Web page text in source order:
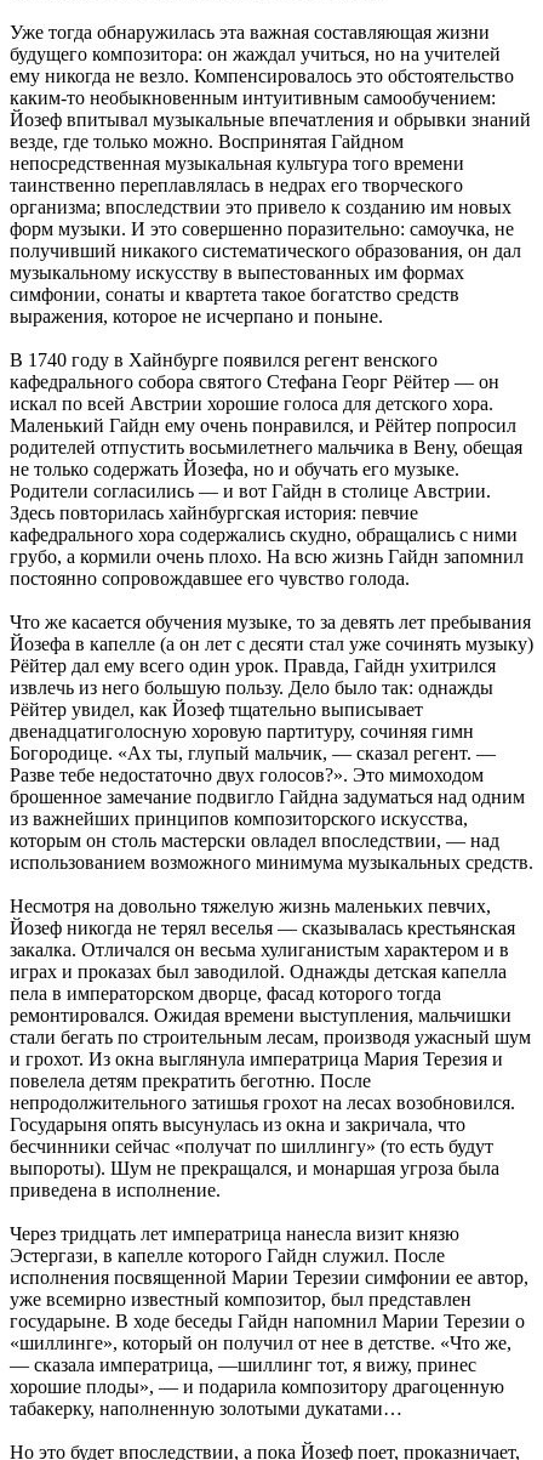
Уже тогда обнаружилась эта важная составляющая жизни
будущего композитора: он жаждал учиться, но на учителей
ему никогда не везло. Компенсировалось это обстоятельство
каким-то необыкновенным интуитивным самообучением:
Йозеф впитывал музыкальные впечатления и обрывки знаний
везде, где только можно. Воспринятая Гайдном
непосредственная музыкальная культура того времени
таинственно переплавлялась в недрах его творческого
организма; впоследствии это привело к созданию им новых
форм музыки. И это совершенно поразительно: самоучка, не
получивший никакого систематического образования, он дал
музыкальному искусству в выпестованных им формах
симфонии, сонаты и квартета такое богатство средств
выражения, которое не исчерпано и поныне.
В 1740 году в Хайнбурге появился регент венского
кафедрального собора святого Стефана Георг Рёйтер — он
искал по всей Австрии хорошие голоса для детского хора.
Маленький Гайдн ему очень понравился, и Рёйтер попросил
родителей отпустить восьмилетнего мальчика в Вену, обещая
не только содержать Йозефа, но и обучать его музыке.
Родители согласились — и вот Гайдн в столице Австрии.
Здесь повторилась хайнбургская история: певчие
кафедрального хора содержались скудно, обращались с ними
грубо, а кормили очень плохо. На всю жизнь Гайдн запомнил
постоянно сопровождавшее его чувство голода.
Что же касается обучения музыке, то за девять лет пребывания
Йозефа в капелле (а он лет с десяти стал уже сочинять музыку)
Рёйтер дал ему всего один урок. Правда, Гайдн ухитрился
извлечь из него большую пользу. Дело было так: однажды
Рёйтер увидел, как Йозеф тщательно выписывает
двенадцатиголосную хоровую партитуру, сочиняя гимн
Богородице. «Ах ты, глупый мальчик, — сказал регент. —
Разве тебе недостаточно двух голосов?». Это мимоходом
брошенное замечание подвигло Гайдна задуматься над одним
из важнейших принципов композиторского искусства,
которым он столь мастерски овладел впоследствии, — над
использованием возможного минимума музыкальных средств.
Несмотря на довольно тяжелую жизнь маленьких певчих,
Йозеф никогда не терял веселья — сказывалась крестьянская
закалка. Отличался он весьма хулиганистым характером и в
играх и проказах был заводилой. Однажды детская капелла
пела в императорском дворце, фасад которого тогда
ремонтировался. Ожидая времени выступления, мальчишки
стали бегать по строительным лесам, производя ужасный шум
и грохот. Из окна выглянула императрица Мария Терезия и
повелела детям прекратить беготню. После
непродолжительного затишья грохот на лесах возобновился.
Государыня опять высунулась из окна и закричала, что
бесчинники сейчас «получат по шиллингу» (то есть будут
выпороты). Шум не прекращался, и монаршая угроза была
приведена в исполнение.
Через тридцать лет императрица нанесла визит князю
Эстергази, в капелле которого Гайдн служил. После
исполнения посвященной Марии Терезии симфонии ее автор,
уже всемирно известный композитор, был представлен
государыне. В ходе беседы Гайдн напомнил Марии Терезии о
«шиллинге», который он получил от нее в детстве. «Что же,
— сказала императрица, —шиллинг тот, я вижу, принес
хорошие плоды», — и подарила композитору драгоценную
табакерку, наполненную золотыми дукатами…
Но это будет впоследствии, а пока Йозеф поет, проказничает,